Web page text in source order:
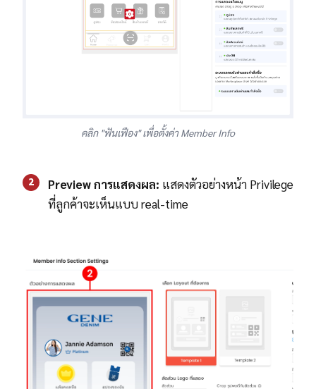
คลิก "ฟันเฟือง" เพื่อตั้งค่า Member Info
2 Preview การแสดงผล: แสดงตัวอย่างหน้า Privilege
ที่ลูกค้าจะเห็นแบบ real-time